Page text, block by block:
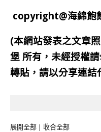
copyright@海綿飽
(本網站發表之文章
堡 所有，未經授權
轉貼，請以分享連結
展開全部 | 收合全部